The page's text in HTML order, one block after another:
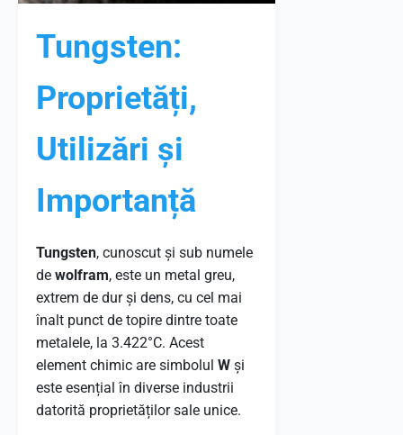
Tungsten:
Proprietăți,
Utilizări și
Importanță
Tungsten, cunoscut și sub numele
de wolfram, este un metal greu,
extrem de dur și dens, cu cel mai
înalt punct de topire dintre toate
metalele, la 3.422°C. Acest
element chimic are simbolul W și
este esențial în diverse industrii
datorită proprietăților sale unice.